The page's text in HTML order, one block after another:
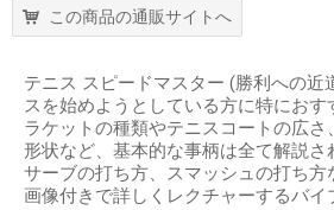
この商品の通販サイトへ
テニス スピードマスター (勝利への近
スを始めようとしている方に特におす
ラケットの種類やテニスコートの広
形状など、基本的な事柄は全て解説
サーブの打ち方、スマッシュの打ち
画像付きで詳しくレクチャーするバイ